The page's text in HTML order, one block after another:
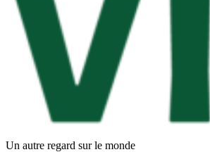
Un autre regard sur le monde